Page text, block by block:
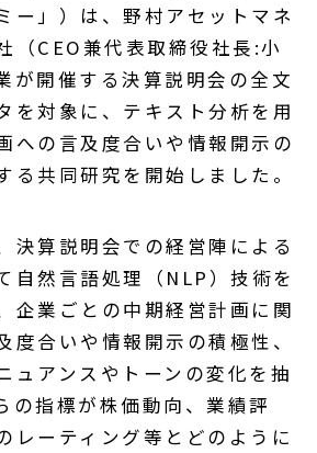
ー」）は、野村アセットマネ
（CEO兼代表取締役社長:小
が開催する決算説明会の全文
を対象に、テキスト分析を用
への言及度合いや情報開示の
る共同研究を開始しました。
決算説明会での経営陣による
自然言語処理（NLP）技術を
企業ごとの中期経営計画に関
度合いや情報開示の積極性、
ュアンスやトーンの変化を抽
の指標が株価動向、業績評
レーティング等とどのように